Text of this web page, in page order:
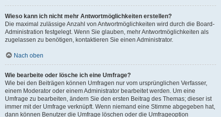
Wieso kann ich nicht mehr Antwortmöglichkeiten erstellen?
Die maximal zulässige Anzahl von Antwortmöglichkeiten wird durch die Board-
Administration festgelegt. Wenn Sie glauben, mehr Antwortmöglichkeiten als
zugelassen zu benötigen, kontaktieren Sie einen Administrator.
Nach oben
Wie bearbeite oder lösche ich eine Umfrage?
Wie bei den Beiträgen können Umfragen nur vom ursprünglichen Verfasser,
einem Moderator oder einem Administrator bearbeitet werden. Um eine
Umfrage zu bearbeiten, ändern Sie den ersten Beitrag des Themas; dieser ist
immer mit der Umfrage verknüpft. Wenn niemand eine Stimme abgegeben hat,
dann können Benutzer die Umfrage löschen oder die Umfrageoption